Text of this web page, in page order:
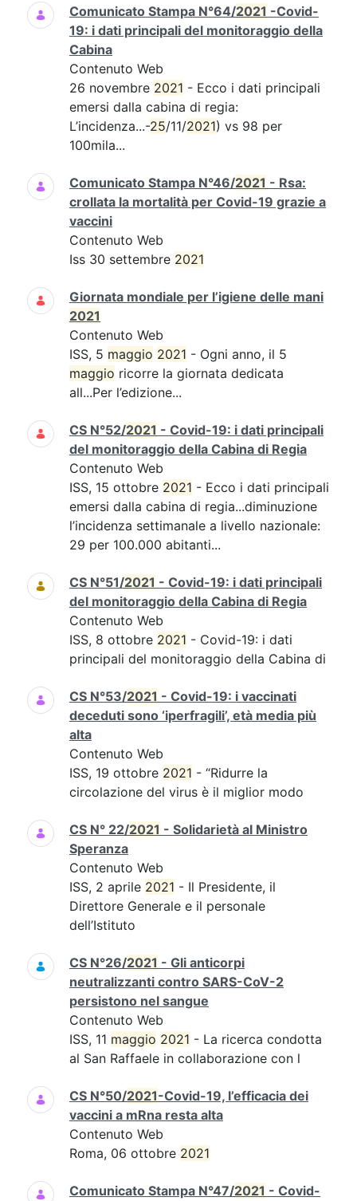
Comunicato Stampa N°64/2021 -Covid-
19: i dati principali del monitoraggio della
Cabina
Contenuto Web
26 novembre 2021 - Ecco i dati principali
emersi dalla cabina di regia:
L’incidenza...-25/11/2021) vs 98 per
100mila...
Comunicato Stampa N°46/2021 - Rsa:
crollata la mortalità per Covid-19 grazie a
vaccini
Contenuto Web
Iss 30 settembre 2021
Giornata mondiale per l’igiene delle mani
2021
Contenuto Web
ISS, 5 maggio 2021 - Ogni anno, il 5
maggio ricorre la giornata dedicata
all...Per l’edizione...
CS N°52/2021 - Covid-19: i dati principali
del monitoraggio della Cabina di Regia
Contenuto Web
ISS, 15 ottobre 2021 - Ecco i dati principali
emersi dalla cabina di regia...diminuzione
l’incidenza settimanale a livello nazionale:
29 per 100.000 abitanti...
CS N°51/2021 - Covid-19: i dati principali
del monitoraggio della Cabina di Regia
Contenuto Web
ISS, 8 ottobre 2021 - Covid-19: i dati
principali del monitoraggio della Cabina di
CS N°53/2021 - Covid-19: i vaccinati
deceduti sono ‘iperfragili’, età media più
alta
Contenuto Web
ISS, 19 ottobre 2021 - “Ridurre la
circolazione del virus è il miglior modo
CS N° 22/2021 - Solidarietà al Ministro
Speranza
Contenuto Web
ISS, 2 aprile 2021 - Il Presidente, il
Direttore Generale e il personale
dell’Istituto
CS N°26/2021 - Gli anticorpi
neutralizzanti contro SARS-CoV-2
persistono nel sangue
Contenuto Web
ISS, 11 maggio 2021 - La ricerca condotta
al San Raffaele in collaborazione con l
CS N°50/2021-Covid-19, l’efficacia dei
vaccini a mRna resta alta
Contenuto Web
Roma, 06 ottobre 2021
Comunicato Stampa N°47/2021 - Covid-